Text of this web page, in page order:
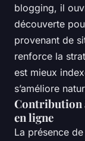
blogging, il
découverte
provenant de
renforce la
est mieux
s’améliore
Contribution
en ligne
La présence